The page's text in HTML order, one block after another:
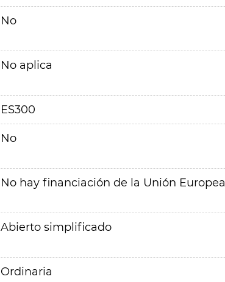
No
No aplica
ES300
No
No hay financiación de la Unión Europea
Abierto simplificado
Ordinaria